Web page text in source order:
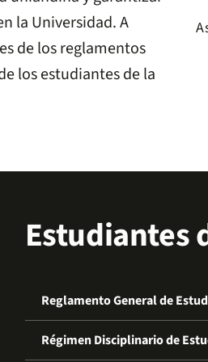
la Universidad. A
de los reglamentos
los estudiantes de la
Estudiantes
Reglamento General de
Régimen Disciplinario de